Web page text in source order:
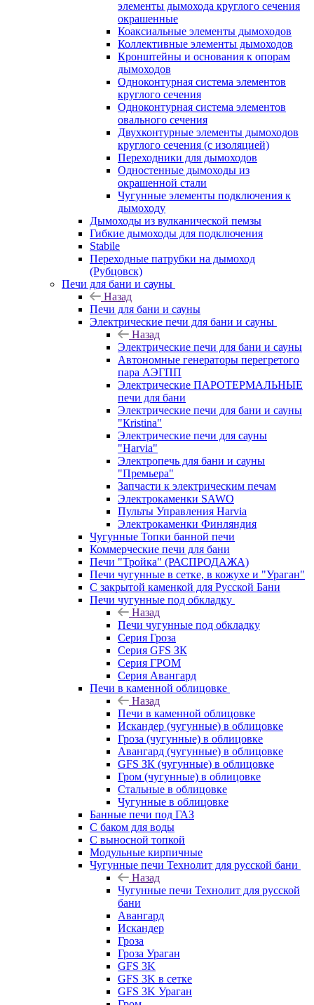
элементы дымохода круглого сечения
окрашенные
Коаксиальные элементы дымоходов
Коллективные элементы дымоходов
Кронштейны и основания к опорам
дымоходов
Одноконтурная система элементов
круглого сечения
Одноконтурная система элементов
овального сечения
Двухконтурные элементы дымоходов
круглого сечения (с изоляцией)
Переходники для дымоходов
Одностенные дымоходы из
окрашенной стали
Чугунные элементы подключения к
дымоходу
Дымоходы из вулканической пемзы
Гибкие дымоходы для подключения
Stabile
Переходные патрубки на дымоход
(Рубцовск)
Печи для бани и сауны
Назад
Печи для бани и сауны
Электрические печи для бани и сауны
Назад
Электрические печи для бани и сауны
Автономные генераторы перегретого
пара АЭГПП
Электрические ПАРОТЕРМАЛЬНЫЕ
печи для бани
Электрические печи для бани и сауны
"Кristina"
Электрические печи для сауны
"Harvia"
Электропечь для бани и сауны
"Премьера"
Запчасти к электрическим печам
Электрокаменки SAWO
Пульты Управления Harvia
Электрокаменки Финляндия
Чугунные Топки банной печи
Коммерческие печи для бани
Печи "Тройка" (РАСПРОДАЖА)
Печи чугунные в сетке, в кожухе и "Ураган"
С закрытой каменкой для Русской Бани
Печи чугунные под обкладку
Назад
Печи чугунные под обкладку
Серия Гроза
Серия GFS ЗК
Серия ГРОМ
Серия Авангард
Печи в каменной облицовке
Назад
Печи в каменной облицовке
Искандер (чугунные) в облицовке
Гроза (чугунные) в облицовке
Авангард (чугунные) в облицовке
GFS ЗК (чугунные) в облицовке
Гром (чугунные) в облицовке
Стальные в облицовке
Чугунные в облицовке
Банные печи под ГАЗ
С баком для воды
С выносной топкой
Модульные кирпичные
Чугунные печи Технолит для русской бани
Назад
Чугунные печи Технолит для русской
бани
Авангард
Искандер
Гроза
Гроза Ураган
GFS 3K
GFS 3K в сетке
GFS 3K Ураган